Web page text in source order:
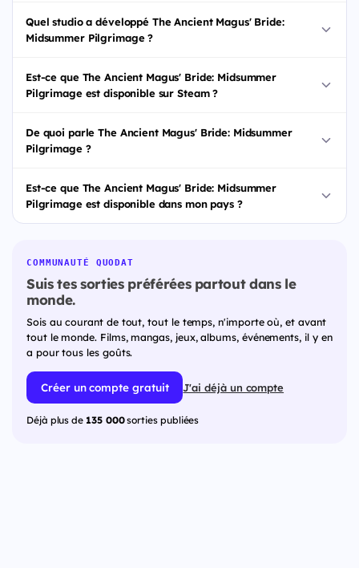
Quel studio a développé The Ancient Magus' Bride:
Midsummer Pilgrimage ?
Est-ce que The Ancient Magus' Bride: Midsummer
Pilgrimage est disponible sur Steam ?
De quoi parle The Ancient Magus' Bride: Midsummer
Pilgrimage ?
Est-ce que The Ancient Magus' Bride: Midsummer
Pilgrimage est disponible dans mon pays ?
COMMUNAUTÉ QUODAT
Suis tes sorties préférées partout dans le
monde.
Sois au courant de tout, tout le temps, n'importe où, et avant
tout le monde. Films, mangas, jeux, albums, événements, il y en
a pour tous les goûts.
Créer un compte gratuit J'ai déjà un compte
Déjà plus de 135 000sorties publiées